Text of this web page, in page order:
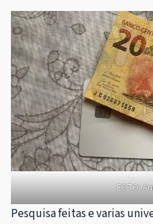
FOTO:
Pesquisa feitas e varias